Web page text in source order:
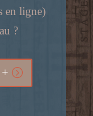
en ligne)
?